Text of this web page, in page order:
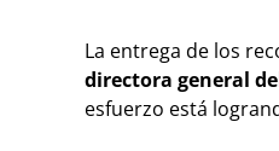
La entrega de los
directora general
esfuerzo está